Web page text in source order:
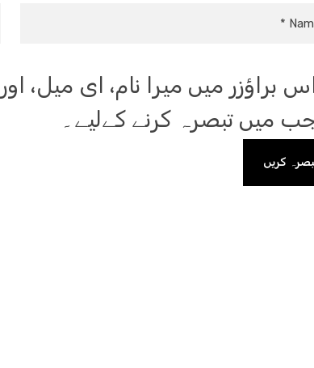
براؤزر میں میرا نام، ای میل،
میں تبصرہ کرنے کےلیے۔